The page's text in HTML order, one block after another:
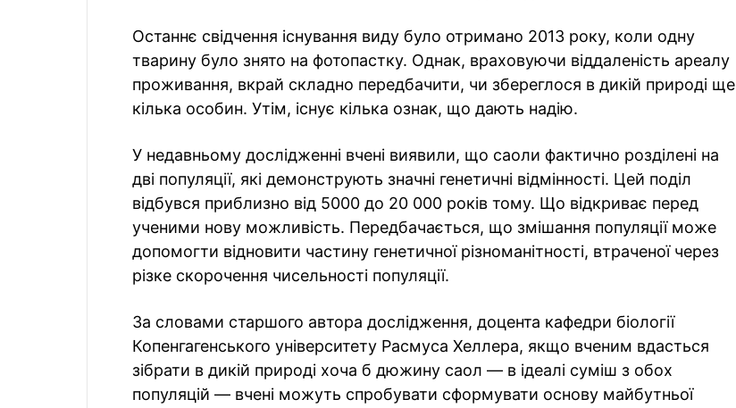
Останнє свідчення існування виду було отримано 2013 року, коли одну
тварину було знято на фотопастку. Однак, враховуючи віддаленість ареалу
проживання, вкрай складно передбачити, чи збереглося в дикій природі ще
кілька особин. Утім, існує кілька ознак, що дають надію.
У недавньому дослідженні вчені виявили, що саоли фактично розділені на
дві популяції, які демонструють значні генетичні відмінності. Цей поділ
відбувся приблизно від 5000 до 20 000 років тому. Що відкриває перед
ученими нову можливість. Передбачається, що змішання популяції може
допомогти відновити частину генетичної різноманітності, втраченої через
різке скорочення чисельності популяції.
За словами старшого автора дослідження, доцента кафедри біології
Копенгагенського університету Расмуса Хеллера, якщо вченим вдасться
зібрати в дикій природі хоча б дюжину саол — в ідеалі суміш з обох
популяцій — вчені можуть спробувати сформувати основу майбутньої